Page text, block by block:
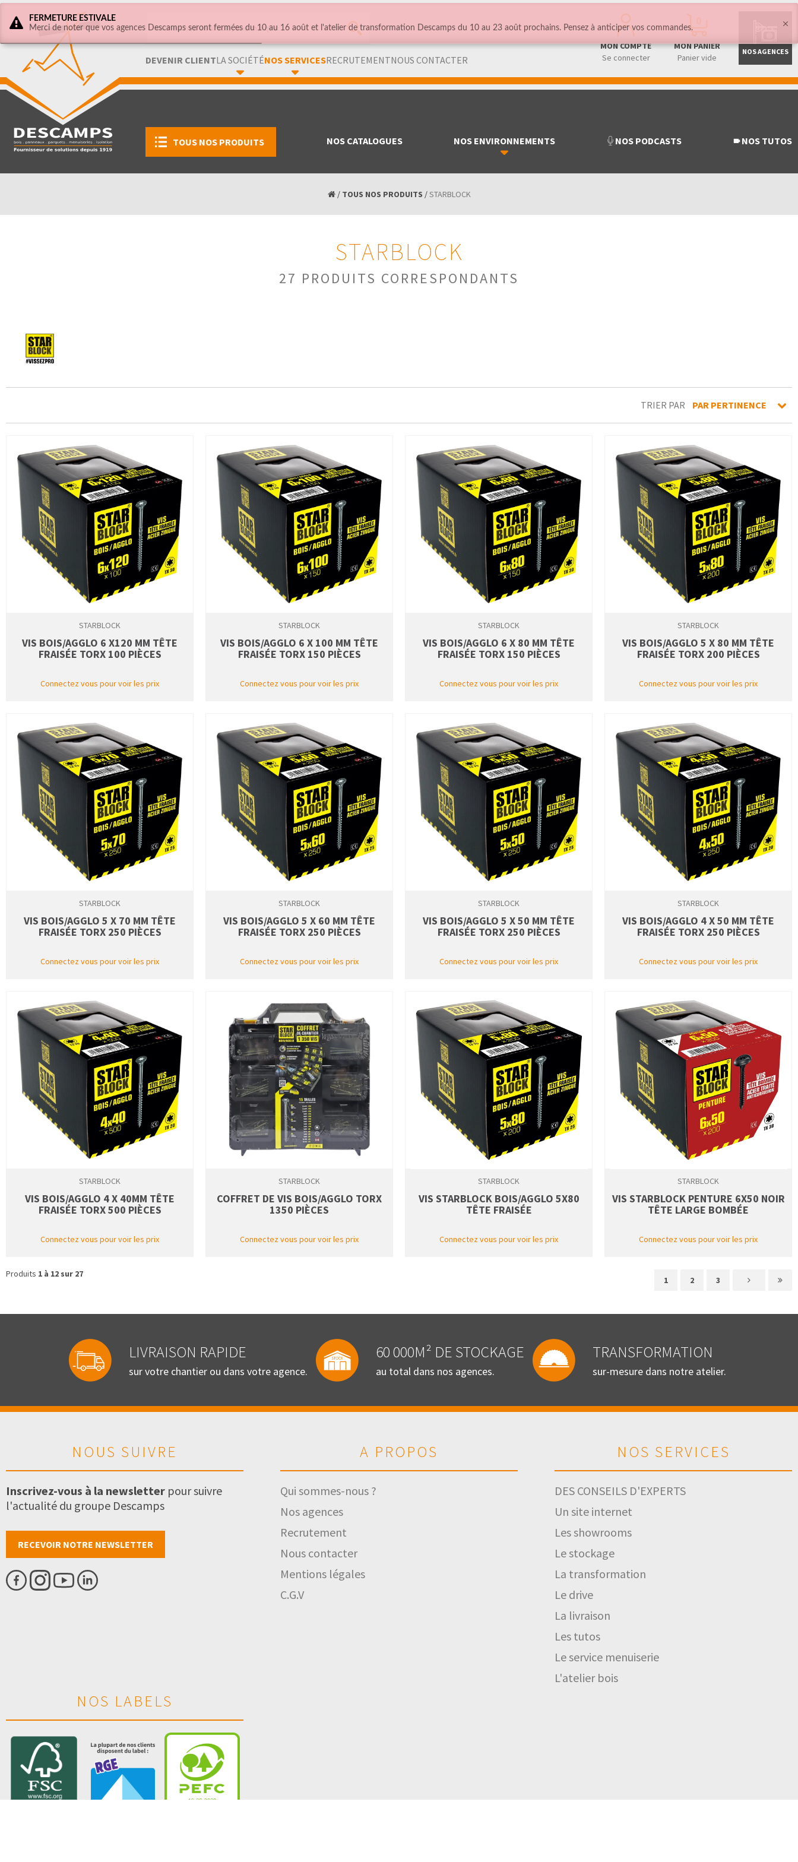
DEVENIR CLIENTLA SOCIÉTÉNOS SERVICESRECRUTEMENTNOUS CONTACTER
MON COMPTE
Se connecter
MON PANIER
Panier vide
NOS AGENCES
TOUS NOS PRODUITS NOS CATALOGUES NOS ENVIRONNEMENTS NOS PODCASTS NOS TUTOS
/ TOUS NOS PRODUITS /STARBLOCK
STARBLOCK
27 PRODUITS CORRESPONDANTS
TRIER PAR PAR PERTINENCE
STARBLOCK
VIS BOIS/AGGLO 6 X120 MM TÊTE
FRAISÉE TORX 100 PIÈCES
Connectez vous pour voir les prix
STARBLOCK
VIS BOIS/AGGLO 6 X 100 MM TÊTE
FRAISÉE TORX 150 PIÈCES
Connectez vous pour voir les prix
STARBLOCK
VIS BOIS/AGGLO 6 X 80 MM TÊTE
FRAISÉE TORX 150 PIÈCES
Connectez vous pour voir les prix
STARBLOCK
VIS BOIS/AGGLO 5 X 80 MM TÊTE
FRAISÉE TORX 200 PIÈCES
Connectez vous pour voir les prix
STARBLOCK
VIS BOIS/AGGLO 5 X 70 MM TÊTE
FRAISÉE TORX 250 PIÈCES
Connectez vous pour voir les prix
STARBLOCK
VIS BOIS/AGGLO 5 X 60 MM TÊTE
FRAISÉE TORX 250 PIÈCES
Connectez vous pour voir les prix
STARBLOCK
VIS BOIS/AGGLO 5 X 50 MM TÊTE
FRAISÉE TORX 250 PIÈCES
Connectez vous pour voir les prix
STARBLOCK
VIS BOIS/AGGLO 4 X 50 MM TÊTE
FRAISÉE TORX 250 PIÈCES
Connectez vous pour voir les prix
STARBLOCK
VIS BOIS/AGGLO 4 X 40MM TÊTE
FRAISÉE TORX 500 PIÈCES
Connectez vous pour voir les prix
STARBLOCK
COFFRET DE VIS BOIS/AGGLO TORX
1350 PIÈCES
Connectez vous pour voir les prix
STARBLOCK
VIS STARBLOCK BOIS/AGGLO 5X80
TÊTE FRAISÉE
Connectez vous pour voir les prix
STARBLOCK
VIS STARBLOCK PENTURE 6X50 NOIR
TÊTE LARGE BOMBÉE
Connectez vous pour voir les prix
Produits 1 à 12 sur 27
1 2 3
LIVRAISON RAPIDE
sur votre chantier ou dans votre agence.
60 000M² DE STOCKAGE
au total dans nos agences.
TRANSFORMATION
sur-mesure dans notre atelier.
NOUS SUIVRE
Inscrivez-vous à la newsletter pour suivre
l'actualité du groupe Descamps
RECEVOIR NOTRE NEWSLETTER
A PROPOS
Qui sommes-nous ?
Nos agences
Recrutement
Nous contacter
Mentions légales
C.G.V
NOS SERVICES
DES CONSEILS D'EXPERTS
Un site internet
Les showrooms
Le stockage
La transformation
Le drive
La livraison
Les tutos
Le service menuiserie
L'atelier bois
NOS LABELS
FERMETURE ESTIVALE
Merci de noter que vos agences Descamps seront fermées du 10 au 16 août et l'atelier de transformation Descamps du 10 au 23 août prochains. Pensez à anticiper vos commandes.